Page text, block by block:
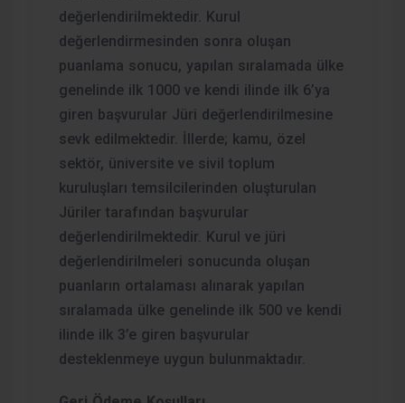
değerlendirilmektedir. Kurul
değerlendirmesinden sonra oluşan
puanlama sonucu, yapılan sıralamada ülke
genelinde ilk 1000 ve kendi ilinde ilk 6’ya
giren başvurular Jüri değerlendirilmesine
sevk edilmektedir. İllerde; kamu, özel
sektör, üniversite ve sivil toplum
kuruluşları temsilcilerinden oluşturulan
Jüriler tarafından başvurular
değerlendirilmektedir. Kurul ve jüri
değerlendirilmeleri sonucunda oluşan
puanların ortalaması alınarak yapılan
sıralamada ülke genelinde ilk 500 ve kendi
ilinde ilk 3’e giren başvurular
desteklenmeye uygun bulunmaktadır.